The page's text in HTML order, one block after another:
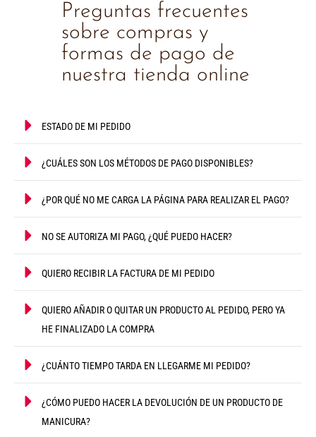
Preguntas frecuentes
sobre compras y
formas de pago de
nuestra tienda online
ESTADO DE MI PEDIDO
¿CUÁLES SON LOS MÉTODOS DE PAGO DISPONIBLES?
¿POR QUÉ NO ME CARGA LA PÁGINA PARA REALIZAR EL PAGO?
NO SE AUTORIZA MI PAGO, ¿QUÉ PUEDO HACER?
QUIERO RECIBIR LA FACTURA DE MI PEDIDO
QUIERO AÑADIR O QUITAR UN PRODUCTO AL PEDIDO, PERO YA
HE FINALIZADO LA COMPRA
¿CUÁNTO TIEMPO TARDA EN LLEGARME MI PEDIDO?
¿CÓMO PUEDO HACER LA DEVOLUCIÓN DE UN PRODUCTO DE
MANICURA?